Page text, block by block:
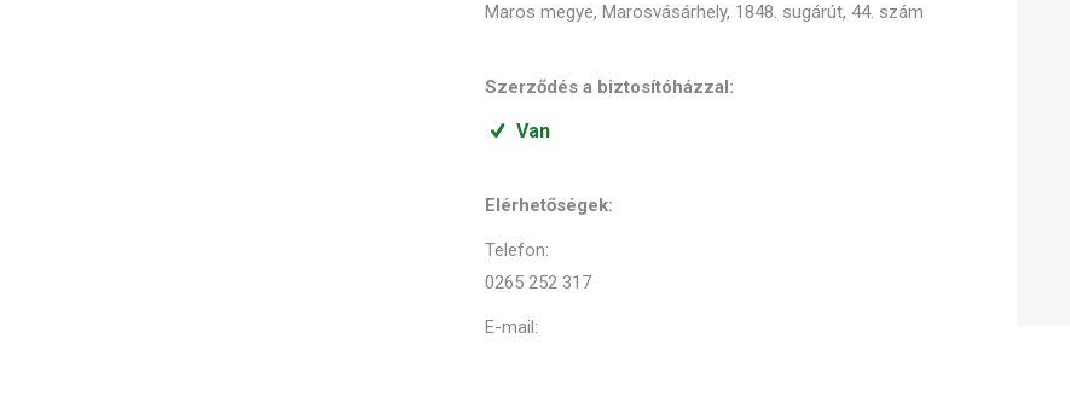
Maros megye, Marosvásárhely, 1848. sugárút, 44. szám
Szerződés a biztosítóházzal:
Van
Elérhetőségek:
Telefon:
0265 252 317
E-mail: